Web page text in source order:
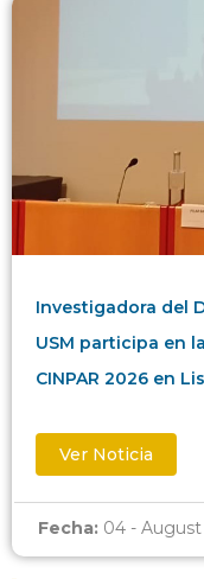
Investigadora del
USM participa en
CINPAR 2026 en
Ver Noticia
Fecha: 04 -